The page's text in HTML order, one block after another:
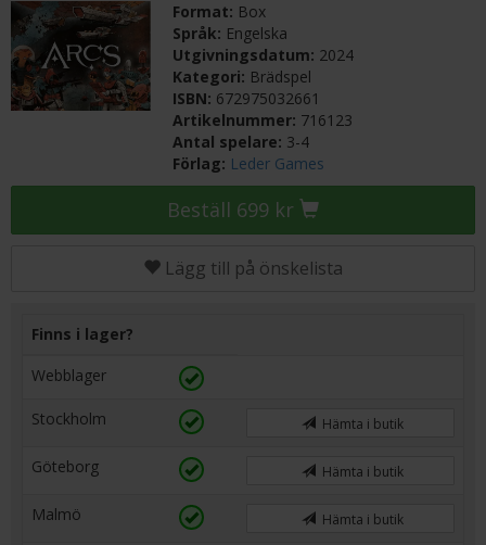
Format: Box
Språk: Engelska
Utgivningsdatum: 2024
Kategori: Brädspel
ISBN: 672975032661
Artikelnummer: 716123
Antal spelare: 3-4
Förlag: Leder Games
Beställ 699 kr
Lägg till på önskelista
Finns i lager?
Webblager
Stockholm Hämta i butik
Göteborg Hämta i butik
Malmö Hämta i butik